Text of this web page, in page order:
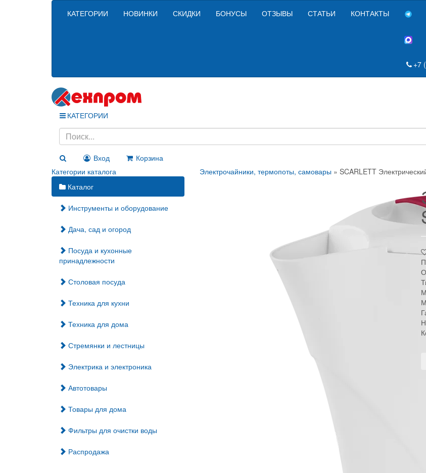
КАТЕГОРИИ НОВИНКИ СКИДКИ БОНУСЫ ОТЗЫВЫ СТАТЬИ КОНТАКТЫ
+7
КАТЕГОРИИ
Вход
Корзина
Категории каталога
Каталог
Инструменты и оборудование
Дача, сад и огород
Посуда и кухонные
принадлежности
Столовая посуда
Техника для кухни
Техника для дома
Стремянки и лестницы
Электрика и электроника
Автотовары
Товары для дома
Фильтры для очистки воды
Распродажа
Электрочайники, термопоты, самовары» SCARLETT